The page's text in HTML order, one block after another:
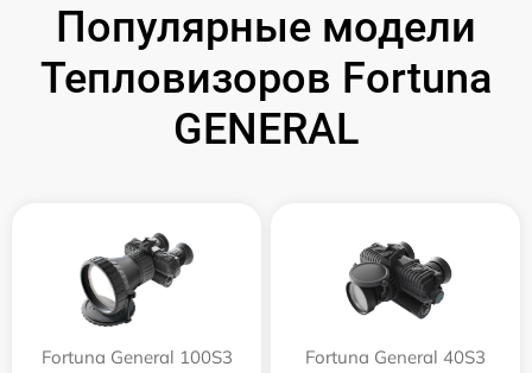
Популярные модели
Тепловизоров Fortuna
GENERAL
Fortuna General 100S3 Fortuna General 40S3